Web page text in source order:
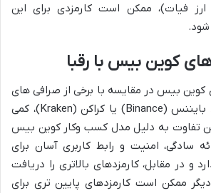
فیات)، ممکن است کارمزدی برای این
شود.
کوین بیس با رقبا
کوین بیس در مقایسه با برخی از صرافی های
بزرگ بین المللی مانند بایننس (Binance) یا کراکن (Kraken)، کمی
تفاوت به دلیل مدل کسب وکار کوین بیس
سادگی، امنیت و رابط کاربری آسان برای
و در مقابل، کارمزدهای بالاتری را دریافت
ممکن است کارمزدهای پایین تری برای